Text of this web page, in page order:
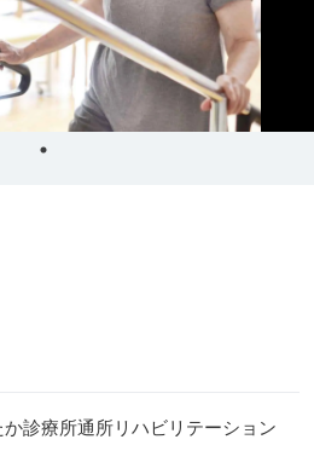
病院・施設 介護保険制度
運営会社
か診療所通所リハビリテーション